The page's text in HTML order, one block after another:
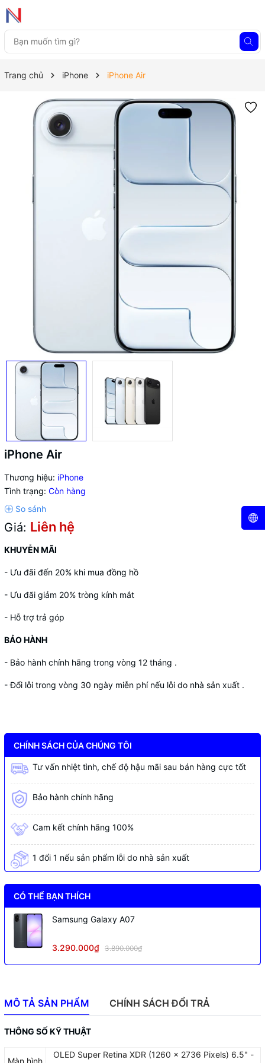
Trang chủ iPhone iPhone Air
iPhone Air
Thương hiệu: iPhone
Tình trạng: Còn hàng
Giá: Liên hệ
KHUYỄN MÃI
- Ưu đãi đến 20% khi mua đồng hồ
- Ưu đãi giảm 20% tròng kính mắt
- Hỗ trợ trả góp
BẢO HÀNH
- Bảo hành chính hãng trong vòng 12 tháng .
- Đổi lỗi trong vòng 30 ngày miễn phí nếu lỗi do nhà sản xuất .
CHÍNH SÁCH CỦA CHÚNG TÔI
Tư vấn nhiệt tình, chế độ hậu mãi sau bán hàng cực tốt
Bảo hành chính hãng
Cam kết chính hãng 100%
1 đổi 1 nếu sản phẩm lỗi do nhà sản xuất
CÓ THỂ BẠN THÍCH
Samsung Galaxy A07
3.290.000₫ 3.890.000₫
MÔ TẢ SẢN PHẨM CHÍNH SÁCH ĐỔI TRẢ
THÔNG SỐ KỸ THUẬT
Màn hình
OLED Super Retina XDR (1260 x 2736 Pixels) 6.5" -